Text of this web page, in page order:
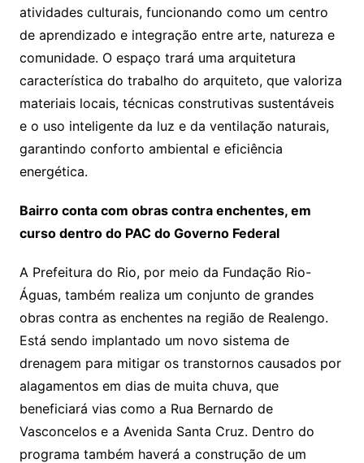
atividades culturais, funcionando como um centro
de aprendizado e integração entre arte, natureza e
comunidade. O espaço trará uma arquitetura
característica do trabalho do arquiteto, que valoriza
materiais locais, técnicas construtivas sustentáveis
e o uso inteligente da luz e da ventilação naturais,
garantindo conforto ambiental e eficiência
energética.
Bairro conta com obras contra enchentes, em
curso dentro do PAC do Governo Federal
A Prefeitura do Rio, por meio da Fundação Rio-
Águas, também realiza um conjunto de grandes
obras contra as enchentes na região de Realengo.
Está sendo implantado um novo sistema de
drenagem para mitigar os transtornos causados por
alagamentos em dias de muita chuva, que
beneficiará vias como a Rua Bernardo de
Vasconcelos e a Avenida Santa Cruz. Dentro do
programa também haverá a construção de um